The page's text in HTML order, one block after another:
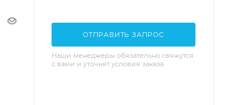
ОТПРАВИТЬ ЗАПРОС
Наши менеджеры обязательно свяжутся
с вами и уточнят условия заказа